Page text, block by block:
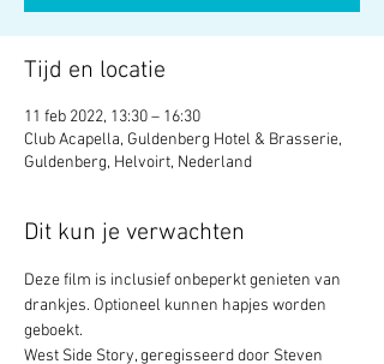
Tijd en locatie
11 feb 2022, 13:30 – 16:30
Club Acapella, Guldenberg Hotel & Brasserie,
Guldenberg, Helvoirt, Nederland
Dit kun je verwachten
Deze film is inclusief onbeperkt genieten van
drankjes. Optioneel kunnen hapjes worden
geboekt.
West Side Story, geregisseerd door Steven